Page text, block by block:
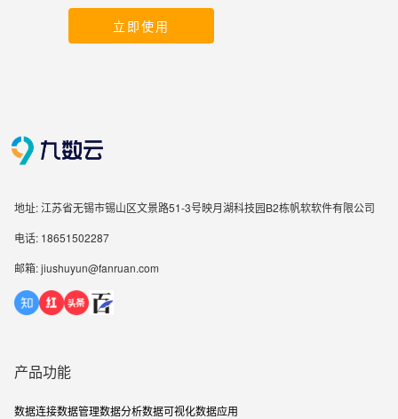
立即使用
地址: 江苏省无锡市锡山区文景路51-3号映月湖科技园B2栋帆软软件有限公司
电话: 18651502287
邮箱: jiushuyun@fanruan.com
产品功能
数据连接数据管理数据分析数据可视化数据应用